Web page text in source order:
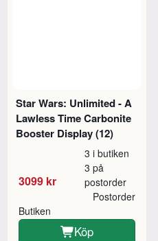
Star Wars: Unlimited - A
Lawless Time Carbonite
Booster Display (12)
3099 kr
3 i butiken
3 på
postorder
Butiken
Postorder
Köp